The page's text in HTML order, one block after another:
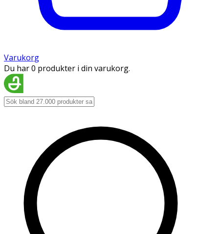
Varukorg
Du har 0 produkter i din varukorg.